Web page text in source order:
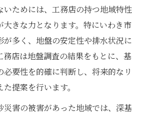
いためには、工務店の持つ地域特性
大きな力となります。特にいわき市
が多く、地盤の安定性や排水状況に
務店は地盤調査の結果をもとに、基
要性を的確に判断し、将来的なリ
提案を行います。
災害の被害があった地域では、深基